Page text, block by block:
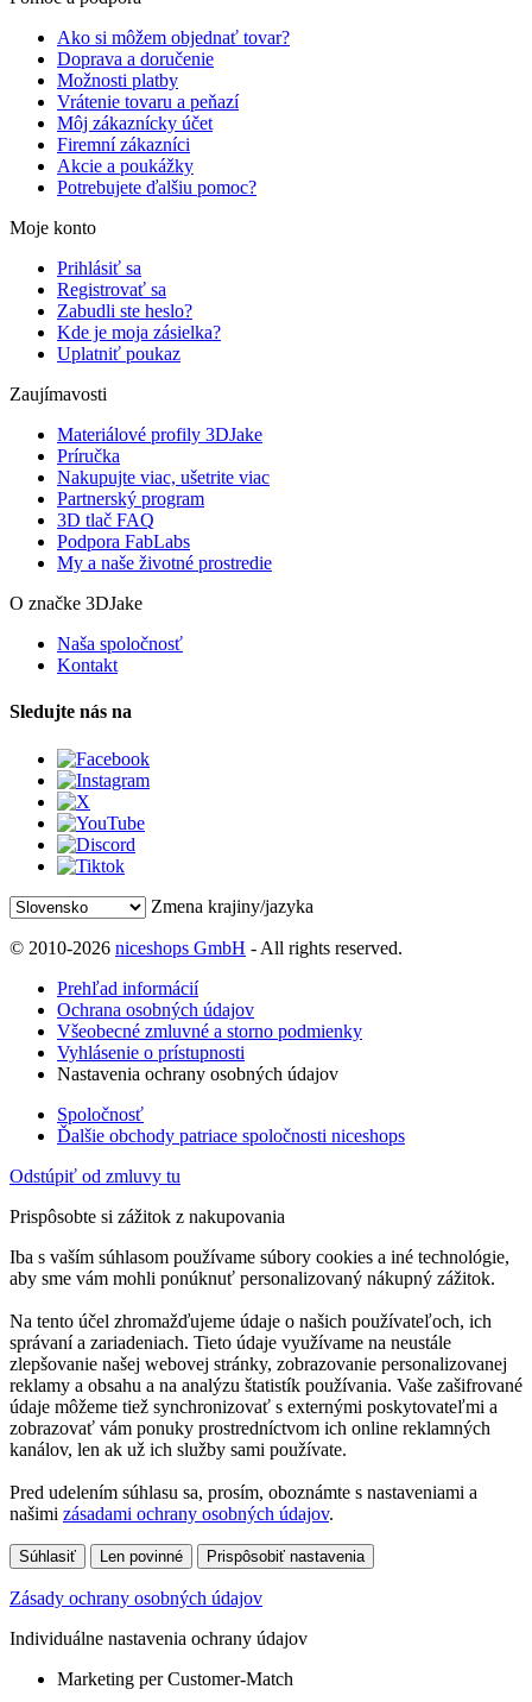
Ako si môžem objednať tovar?
Doprava a doručenie
Možnosti platby
Vrátenie tovaru a peňazí
Môj zákaznícky účet
Firemní zákazníci
Akcie a poukážky
Potrebujete ďalšiu pomoc?
Moje konto
Prihlásiť sa
Registrovať sa
Zabudli ste heslo?
Kde je moja zásielka?
Uplatniť poukaz
Zaujímavosti
Materiálové profily 3DJake
Príručka
Nakupujte viac, ušetrite viac
Partnerský program
3D tlač FAQ
Podpora FabLabs
My a naše životné prostredie
O značke 3DJake
Naša spoločnosť
Kontakt
Sledujte nás na
Zmena krajiny/jazyka
© 2010-2026 niceshops GmbH - All rights reserved.
Prehľad informácií
Ochrana osobných údajov
Všeobecné zmluvné a storno podmienky
Vyhlásenie o prístupnosti
Nastavenia ochrany osobných údajov
Spoločnosť
Ďalšie obchody patriace spoločnosti niceshops
Odstúpiť od zmluvy tu
Prispôsobte si zážitok z nakupovania
Iba s vaším súhlasom používame súbory cookies a iné technológie,
aby sme vám mohli ponúknuť personalizovaný nákupný zážitok.
Na tento účel zhromažďujeme údaje o našich používateľoch, ich
správaní a zariadeniach. Tieto údaje využívame na neustále
zlepšovanie našej webovej stránky, zobrazovanie personalizovanej
reklamy a obsahu a na analýzu štatistík používania. Vaše zašifrované
údaje môžeme tiež synchronizovať s externými poskytovateľmi a
zobrazovať vám ponuky prostredníctvom ich online reklamných
kanálov, len ak už ich služby sami používate.
Pred udelením súhlasu sa, prosím, oboznámte s nastaveniami a
našimi zásadami ochrany osobných údajov.
Súhlasiť Len povinné Prispôsobiť nastavenia
Zásady ochrany osobných údajov
Individuálne nastavenia ochrany údajov
Marketing per Customer-Match